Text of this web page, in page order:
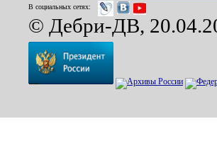
В социальных сетях:
© Дебри-ДВ,